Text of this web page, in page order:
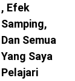
, Efek
Samping,
Dan Semua
Yang Saya
Pelajari